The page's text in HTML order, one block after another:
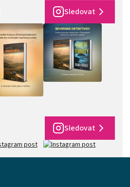
Sledovat
Sledovat